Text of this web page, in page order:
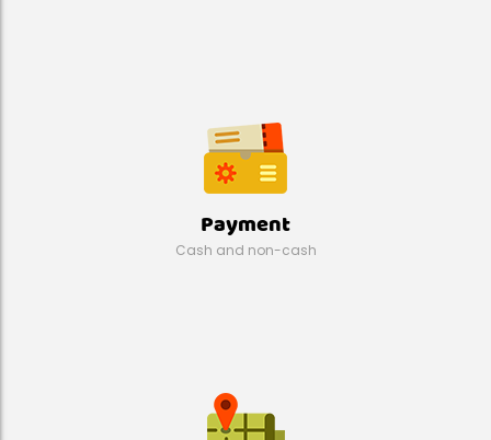
Payment
Cash and non-cash